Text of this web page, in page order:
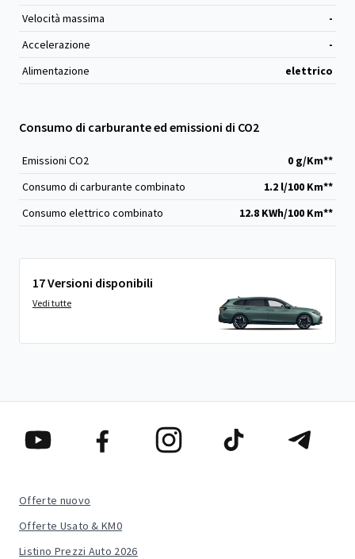
Velocità massima
-
Accelerazione
-
Alimentazione
elettrico
Consumo di carburante ed emissioni di CO2
Emissioni CO2
0 g/Km**
Consumo di carburante combinato
1.2 l/100 Km**
Consumo elettrico combinato
12.8 KWh/100 Km**
17 Versioni disponibili
Vedi tutte
Offerte nuovo
Offerte Usato & KM0
Listino Prezzi Auto 2026